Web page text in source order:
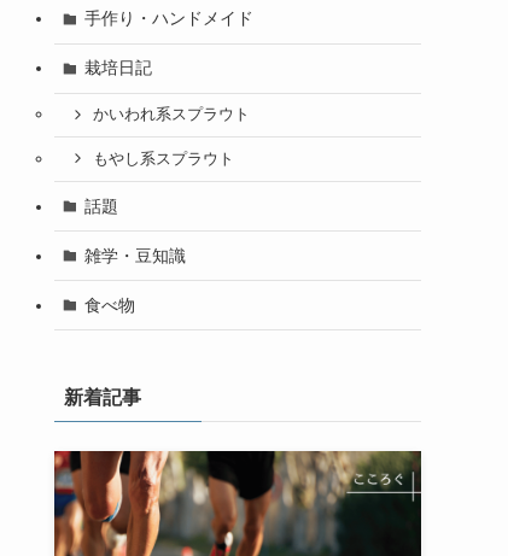
手作り・ハンドメイド
栽培日記
かいわれ系スプラウト
もやし系スプラウト
話題
雑学・豆知識
食べ物
新着記事